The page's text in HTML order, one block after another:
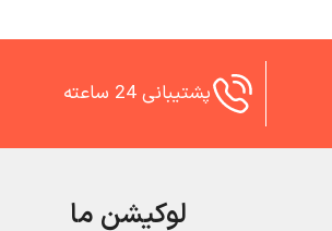
پشتیبانی 24 ساعته
لوکیشن ما